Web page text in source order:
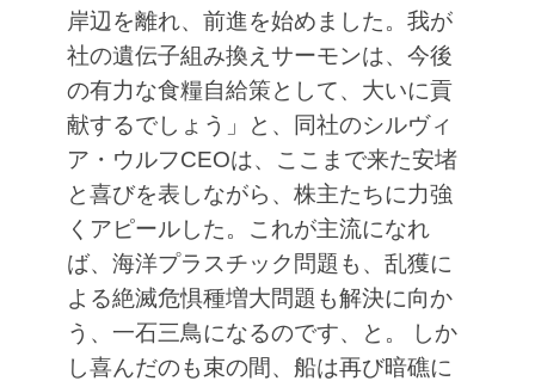
岸辺を離れ、前進を始めました。我が
社の遺伝子組み換えサーモンは、今後
の有力な食糧自給策として、大いに貢
献するでしょう」と、同社のシルヴィ
ア・ウルフCEOは、ここまで来た安堵
と喜びを表しながら、株主たちに力強
くアピールした。これが主流になれ
ば、海洋プラスチック問題も、乱獲に
よる絶滅危惧種増大問題も解決に向か
う、一石三鳥になるのです、と。
しか
し喜んだのも束の間、船は再び暗礁に